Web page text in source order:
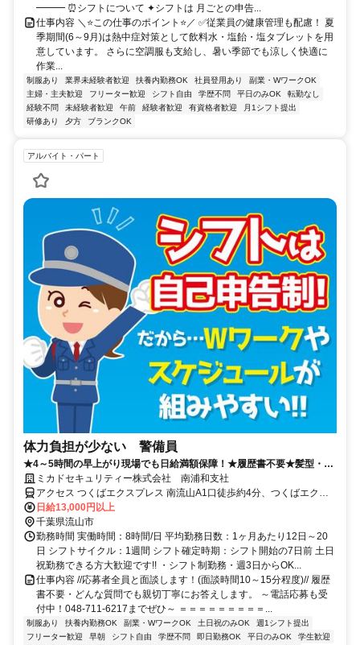
━━━ ⏰シフトについて ✦シフトは 月ごとの申告...
仕事内容 ＼⭐この仕事のポイント⭐／ ✅従業員の健康管理も配慮！ 夏
季期間(6～9月)は熱中症対策として飲料水・塩飴・塩タブレットを用
意しています。 さらに空調服も支給し、暑い季節でも涼しく快適に
作業...
制服あり 業界未経験者歓迎 扶養内勤務OK 社員登用あり
副業・WワークOK
主婦・主夫歓迎
フリーター歓迎 シフト自由 学歴不問 平日のみOK
転勤なし
経験不問
未経験者歓迎 午前 経験者歓迎 有資格者歓迎
月1シフト提出
研修あり
夕方 ブランクOK
アルバイト・パート
体力負担が少ない 警備員
★4～5時間の早上がり現場でも日給満額保障！★履歴書不要★髪型・髪
色自由★週3日～OK・日払いOK
ミカドセキュリティー株式会社 南浦和支社
アクセス つくばエクスプレス 南流山A1口徒歩約4分、つくばエクス
プレス 南流山A1口徒歩約4分、つくばエクスプレス 南流山A1口徒歩
約4分 三郷駅、新松戸駅、流山セントラルパーク駅、三郷中央駅、南
柏駅方面からも通勤便利！
日給13,000円以上
千葉県流山市
勤務時間 実働時間：8時間/日 平均勤務日数：1ヶ月あたり12日～20
日 シフトサイクル：1週間 シフト確定時期：シフト開始の7日前 土日
祝勤務できる方大歓迎です!! ・シフト制勤務・週3日からOK...
仕事内容 //応募者全員と面談します！(面談時間10～15分程度)// 履歴
書不要・どんな質問でも親切丁寧にお答えします。 ～電話応募も受
付中！048-711-6217までぜひ～ ＝＝＝＝＝＝＝＝＝...
制服あり 扶養内勤務OK 副業・WワークOK 土日祝のみOK
週1シフト提出
フリーター歓迎
早朝 シフト自由 学歴不問 即日勤務OK 平日のみOK
学生歓迎